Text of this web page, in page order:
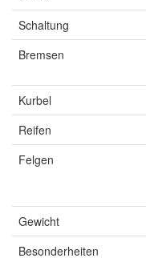
Schaltung
Bremsen
Kurbel
Reifen
Felgen
Gewicht
Besonderheiten